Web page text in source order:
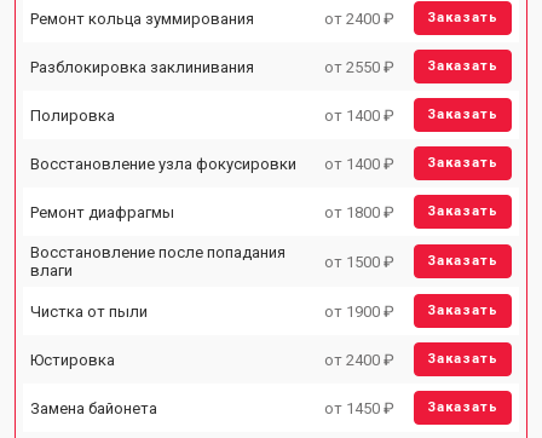
Ремонт кольца зуммирования от 2400 ₽ Заказать
Разблокировка заклинивания от 2550 ₽ Заказать
Полировка от 1400 ₽ Заказать
Восстановление узла фокусировки от 1400 ₽ Заказать
Ремонт диафрагмы от 1800 ₽ Заказать
Восстановление после попадания
влаги
от 1500 ₽ Заказать
Чистка от пыли от 1900 ₽ Заказать
Юстировка от 2400 ₽ Заказать
Замена байонета от 1450 ₽ Заказать